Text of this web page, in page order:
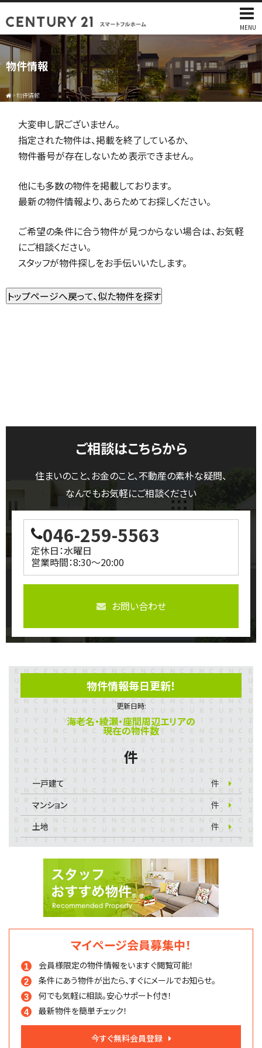
MENU
物件情報
>物件情報
大変申し訳ございません。
指定された物件は、掲載を終了しているか、
物件番号が存在しないため表示できません。
他にも多数の物件を掲載しております。
最新の物件情報より、あらためてお探しください。
ご希望の条件に合う物件が見つからない場合は、お気軽
にご相談ください。
スタッフが物件探しをお手伝いいたします。
ご相談はこちらから
住まいのこと、お金のこと、不動産の素朴な疑問、
なんでもお気軽にご相談ください
046-259-5563
定休日：水曜日
営業時間：8:30～20:00
お問い合わせ
物件情報毎日更新！
更新日時:
海老名・綾瀬・座間周辺エリアの
現在の物件数
件
一戸建て
件
マンション
件
土地
件
マイページ会員募集中！
会員様限定の物件情報をいますぐ閲覧可能！
条件にあう物件が出たら、すぐにメールでお知らせ。
何でも気軽に相談。安心サポート付き！
最新物件を簡単チェック！
今すぐ無料会員登録